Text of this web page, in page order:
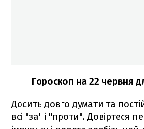
Гороскоп на 22 червня
Досить довго думати та
всі "за" і "проти". Довіртеся